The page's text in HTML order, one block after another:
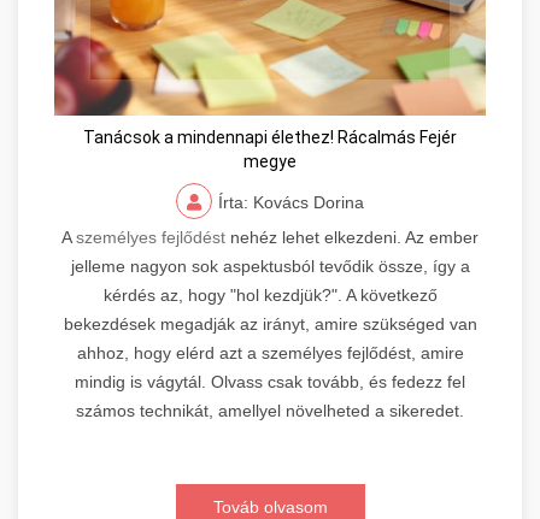
Tanácsok a mindennapi élethez! Rácalmás Fejér
megye
Írta: Kovács Dorina
Aszemélyes fejlődést nehéz lehet elkezdeni. Az ember
jelleme nagyon sok aspektusból tevődik össze, így a
kérdés az, hogy "hol kezdjük?". A következő
bekezdések megadják az irányt, amire szükséged van
ahhoz, hogy elérd azt a személyes fejlődést, amire
mindig is vágytál. Olvass csak tovább, és fedezz fel
számos technikát, amellyel növelheted a sikeredet.
Továb olvasom